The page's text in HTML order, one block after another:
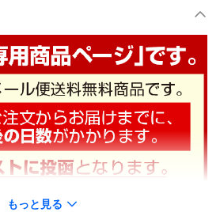
もっと見る